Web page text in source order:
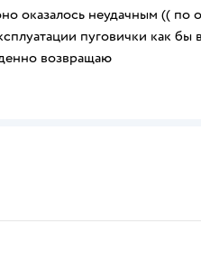
оказалось неудачным ((
пуговички как бы
возвращаю